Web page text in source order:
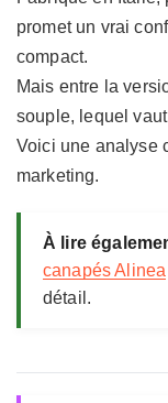
promet un vrai
compact.
Mais entre la
souple, lequel
Voici une analyse
marketing.
À lire
canapés Alinea
détail.